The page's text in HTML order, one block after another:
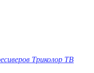
Триколор ТВ